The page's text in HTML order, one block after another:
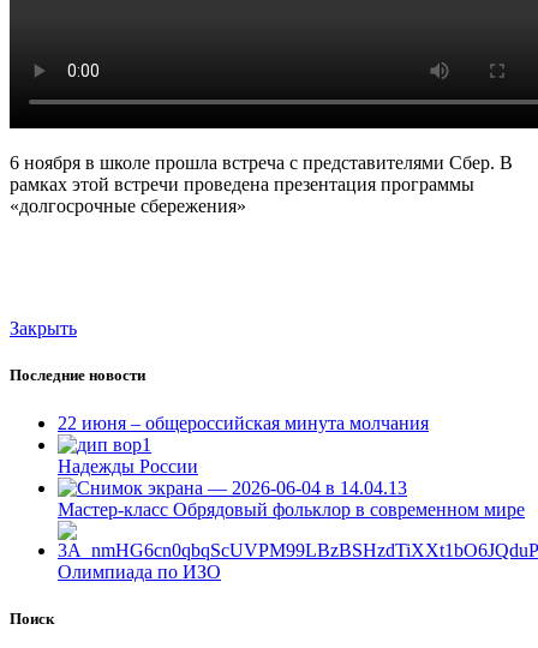
6 ноября в школе прошла встреча с представителями Сбер. В
рамках этой встречи проведена презентация программы
«долгосрочные сбережения»
Закрыть
Последние новости
22 июня – общероссийская минута молчания
Надежды России
Мастер-класс Обрядовый фольклор в современном мире
Олимпиада по ИЗО
Поиск